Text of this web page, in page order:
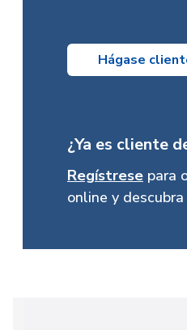
Hágase
¿Ya es cliente
Regístrese para
online y descubra